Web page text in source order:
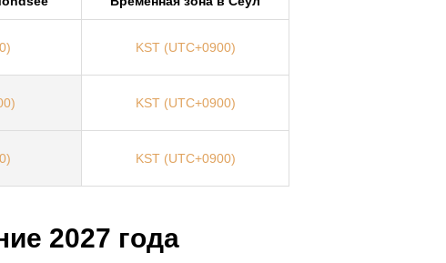
KST (UTC+0900)
KST (UTC+0900)
KST (UTC+0900)
2027 года